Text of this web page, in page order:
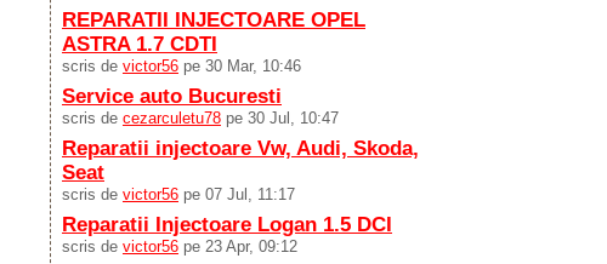
REPARATII INJECTOARE OPEL
ASTRA 1.7 CDTI
scris de victor56 pe 30 Mar, 10:46
Service auto Bucuresti
scris de cezarculetu78 pe 30 Jul, 10:47
Reparatii injectoare Vw, Audi, Skoda,
Seat
scris de victor56 pe 07 Jul, 11:17
Reparatii Injectoare Logan 1.5 DCI
scris de victor56 pe 23 Apr, 09:12